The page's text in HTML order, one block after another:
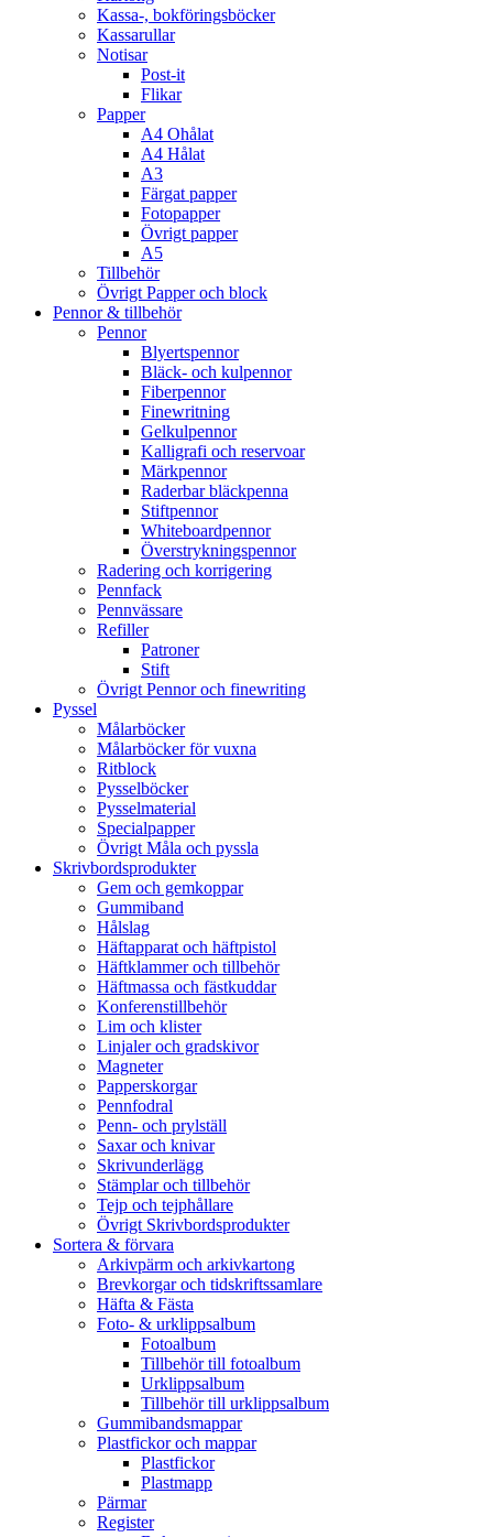
Kassa-, bokföringsböcker
Kassarullar
Notisar
Post-it
Flikar
Papper
A4 Ohålat
A4 Hålat
A3
Färgat papper
Fotopapper
Övrigt papper
A5
Tillbehör
Övrigt Papper och block
Pennor & tillbehör
Pennor
Blyertspennor
Bläck- och kulpennor
Fiberpennor
Finewritning
Gelkulpennor
Kalligrafi och reservoar
Märkpennor
Raderbar bläckpenna
Stiftpennor
Whiteboardpennor
Överstrykningspennor
Radering och korrigering
Pennfack
Pennvässare
Refiller
Patroner
Stift
Övrigt Pennor och finewriting
Pyssel
Målarböcker
Målarböcker för vuxna
Ritblock
Pysselböcker
Pysselmaterial
Specialpapper
Övrigt Måla och pyssla
Skrivbordsprodukter
Gem och gemkoppar
Gummiband
Hålslag
Häftapparat och häftpistol
Häftklammer och tillbehör
Häftmassa och fästkuddar
Konferenstillbehör
Lim och klister
Linjaler och gradskivor
Magneter
Papperskorgar
Pennfodral
Penn- och prylställ
Saxar och knivar
Skrivunderlägg
Stämplar och tillbehör
Tejp och tejphållare
Övrigt Skrivbordsprodukter
Sortera & förvara
Arkivpärm och arkivkartong
Brevkorgar och tidskriftssamlare
Häfta & Fästa
Foto- & urklippsalbum
Fotoalbum
Tillbehör till fotoalbum
Urklippsalbum
Tillbehör till urklippsalbum
Gummibandsmappar
Plastfickor och mappar
Plastfickor
Plastmapp
Pärmar
Register